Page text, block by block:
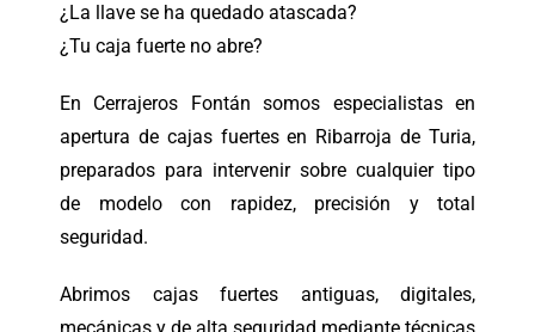
¿La llave se ha quedado atascada?
¿Tu caja fuerte no abre?
En Cerrajeros Fontán somos especialistas en
apertura de cajas fuertes en Ribarroja de Turia,
preparados para intervenir sobre cualquier tipo
de modelo con rapidez, precisión y total
seguridad.
Abrimos cajas fuertes antiguas, digitales,